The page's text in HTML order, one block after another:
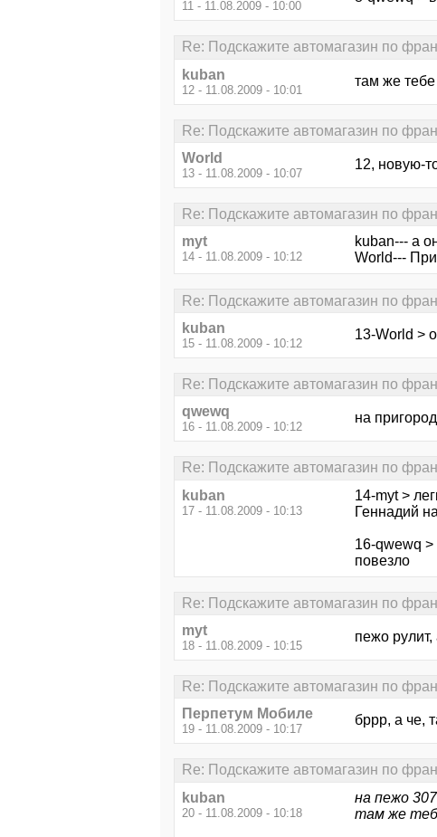
11 - 11.08.2009 - 10:00
Re: Подскажите автомагазин по
kuban
12 - 11.08.2009 - 10:01
там же
Re: Подскажите автомагазин по
World
13 - 11.08.2009 - 10:07
12, новую-
Re: Подскажите автомагазин по
myt
14 - 11.08.2009 - 10:12
kuban--- а
World---
Re: Подскажите автомагазин по
kuban
15 - 11.08.2009 - 10:12
13-World >
Re: Подскажите автомагазин по
qwewq
16 - 11.08.2009 - 10:12
на
Re: Подскажите автомагазин по
kuban
17 - 11.08.2009 - 10:13
14-myt >
Геннадий
16-qwewq >
повезло
Re: Подскажите автомагазин по
myt
18 - 11.08.2009 - 10:15
пежо рулит,
Re: Подскажите автомагазин по
Перпетум Мобиле
19 - 11.08.2009 - 10:17
бррр, а че,
Re: Подскажите автомагазин по
kuban
20 - 11.08.2009 - 10:18
на пежо
там же